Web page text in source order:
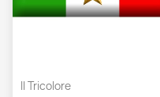
Il Tricolore